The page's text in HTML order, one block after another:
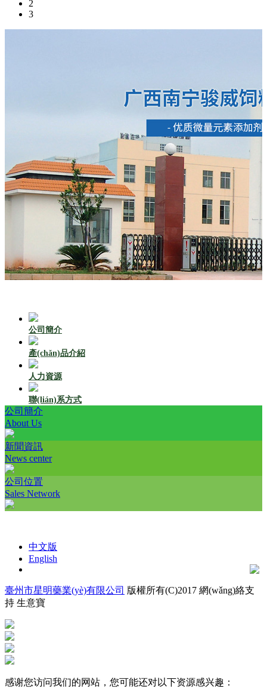
2
3
公司簡介
產(chǎn)品介紹
人力資源
聯(lián)系方式
公司簡介
About Us
新聞資訊
News center
公司位置
Sales Network
中文版
English
臺州市星明藥業(yè)有限公司 版權所有(C)2017 網(wǎng)絡支
持 生意寶
感谢您访问我们的网站，您可能还对以下资源感兴趣：